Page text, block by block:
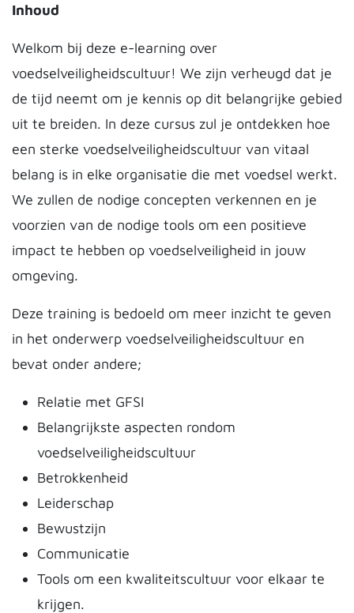
Inhoud
Welkom bij deze e-learning over
voedselveiligheidscultuur! We zijn verheugd dat je
de tijd neemt om je kennis op dit belangrijke gebied
uit te breiden. In deze cursus zul je ontdekken hoe
een sterke voedselveiligheidscultuur van vitaal
belang is in elke organisatie die met voedsel werkt.
We zullen de nodige concepten verkennen en je
voorzien van de nodige tools om een positieve
impact te hebben op voedselveiligheid in jouw
omgeving.
Deze training is bedoeld om meer inzicht te geven
in het onderwerp voedselveiligheidscultuur en
bevat onder andere;
Relatie met GFSI
Belangrijkste aspecten rondom
voedselveiligheidscultuur
Betrokkenheid
Leiderschap
Bewustzijn
Communicatie
Tools om een kwaliteitscultuur voor elkaar te
krijgen.